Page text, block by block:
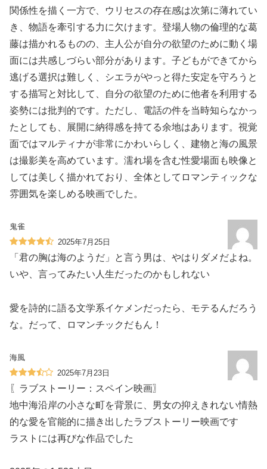
関係性を描く一方で、ウリセスの存在感は次第に薄れてい
き、物語を牽引する力に欠けます。登場人物の倫理的な葛
藤は描かれるものの、主人公が自分の欲望のために動く場
面には共感しづらい部分があります。子どもができてから
逃げる選択は難しく、シエラがやっと得た安定を守ろうと
する描写と対比して、自分の欲望のために他者を利用する
姿勢には批判的です。ただし、電話の件を当時知らなかっ
たとしても、展開に納得感を持てる余地はあります。視覚
面ではマルティナが非常にかわいらしく、建物と海の風景
は撮影美を高めています。濡れ場を含む性愛場面も映像と
しては美しく描かれており、全体としてロマンティックな
雰囲気を楽しめる映画でした。
鬼雀
2025年7月25日
「君の胸は海のようだ」と言う男は、やはりダメだよね。
いや、言ってみたい人生だったのかもしれない
愛を詩的に語る文学系イケメンだったら、モテるんだろう
な。だって、ロマンチックだもん！
海風
2025年7月23日
〖ラブストーリー：スペイン映画〗
地中海沿岸の小さな町を背景に、男女の抑えきれない情熱
的な愛を官能的に描き出したラブストーリー映画です️
ラストには再びな作品でした